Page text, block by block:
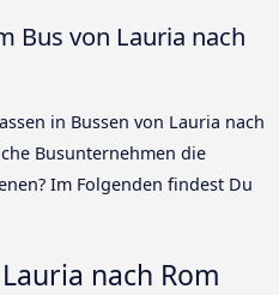
Bus von Lauria nach
in Bussen von Lauria nach
Busunternehmen die
Im Folgenden findest Du
nach Rom